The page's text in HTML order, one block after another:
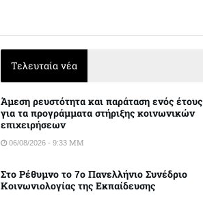
Τελευταία νέα
Άμεση ρευστότητα και παράταση ενός έτους
για τα προγράμματα στήριξης κοινωνικών
επιχειρήσεων
06/08/2026 - 9:33 ΜΜ
Στο Ρέθυμνο το 7ο Πανελλήνιο Συνέδριο
Κοινωνιολογίας της Εκπαίδευσης